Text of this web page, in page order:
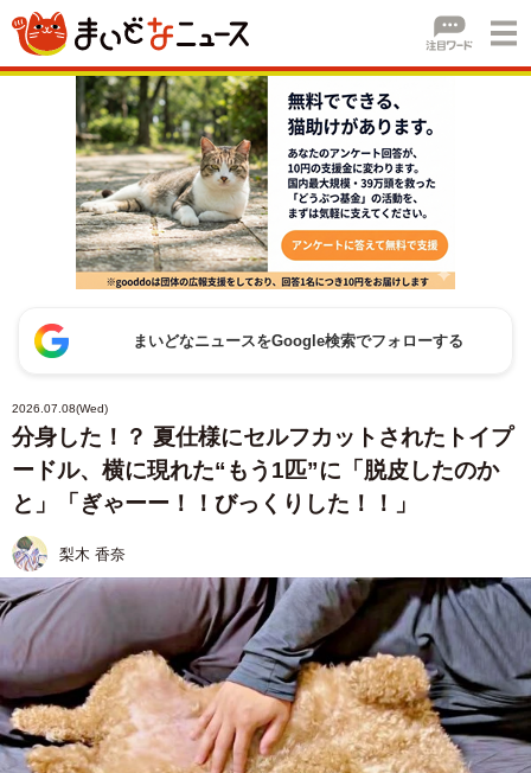
まいどなニュースをGoogle検索でフォローする
2026.07.08(Wed)
分身した！？ 夏仕様にセルフカットされたトイプ
ードル、横に現れた“もう1匹”に「脱皮したのか
と」「ぎゃーー！！びっくりした！！」
梨木 香奈